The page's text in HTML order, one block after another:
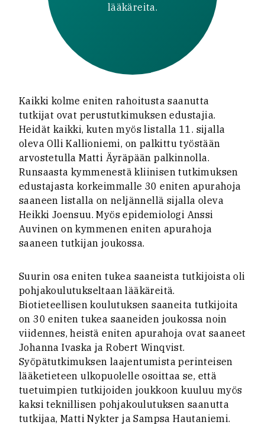
lääkäreita.
Kaikki kolme eniten rahoitusta saanutta
tutkijat ovat perustutkimuksen edustajia.
Heidät kaikki, kuten myös listalla 11. sijalla
oleva Olli Kallioniemi, on palkittu työstään
arvostetulla Matti Äyräpään palkinnolla.
Runsaasta kymmenestä kliinisen tutkimuksen
edustajasta korkeimmalle 30 eniten apurahoja
saaneen listalla on neljännellä sijalla oleva
Heikki Joensuu. Myös epidemiologi Anssi
Auvinen on kymmenen eniten apurahoja
saaneen tutkijan joukossa.
Suurin osa eniten tukea saaneista tutkijoista oli
pohjakoulutukseltaan lääkäreitä.
Biotieteellisen koulutuksen saaneita tutkijoita
on 30 eniten tukea saaneiden joukossa noin
viidennes, heistä eniten apurahoja ovat saaneet
Johanna Ivaska ja Robert Winqvist.
Syöpätutkimuksen laajentumista perinteisen
lääketieteen ulkopuolelle osoittaa se, että
tuetuimpien tutkijoiden joukkoon kuuluu myös
kaksi teknillisen pohjakoulutuksen saanutta
tutkijaa, Matti Nykter ja Sampsa Hautaniemi.